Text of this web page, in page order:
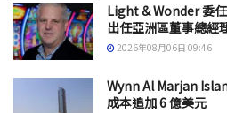
Light & Wonder 委
出任亞洲區董事總經
2026年08月06日 09:46
Wynn Al Marjan
成本追加 6 億美元